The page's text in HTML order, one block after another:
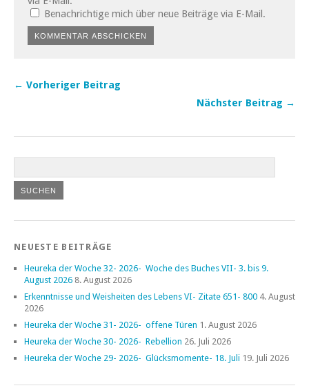
Benachrichtige mich über neue Beiträge via E-Mail.
← Vorheriger Beitrag
Nächster Beitrag →
NEUESTE BEITRÄGE
Heureka der Woche 32- 2026- Woche des Buches VII- 3. bis 9.
August 2026 8. August 2026
Erkenntnisse und Weisheiten des Lebens VI- Zitate 651- 800 4. August
2026
Heureka der Woche 31- 2026- offene Türen 1. August 2026
Heureka der Woche 30- 2026- Rebellion 26. Juli 2026
Heureka der Woche 29- 2026- Glücksmomente- 18. Juli 19. Juli 2026